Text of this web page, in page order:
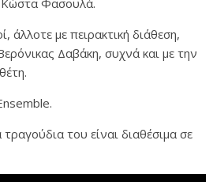
Κώστα Φασουλά.
άλλοτε με πειρακτική διάθεση,
Δαβάκη, συχνά και με την
τραγούδια του είναι διαθέσιμα σε